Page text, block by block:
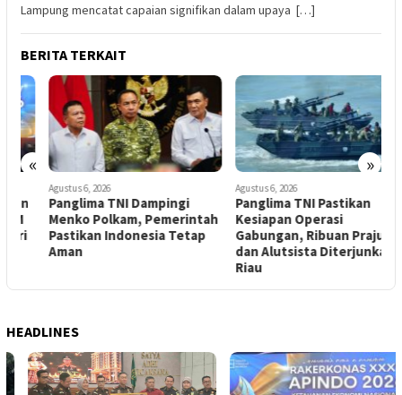
Lampung mencatat capaian signifikan dalam upaya […]
BERITA TERKAIT
« »
Agustus 6, 2026
Panglima TNI Dampingi
Menko Polkam, Pemerintah
Pastikan Indonesia Tetap
Aman
Agustus 6, 2026
Panglima TNI Pastikan
Kesiapan Operasi
Gabungan, Ribuan Prajurit
dan Alutsista Diterjunkan di
HEADLINES